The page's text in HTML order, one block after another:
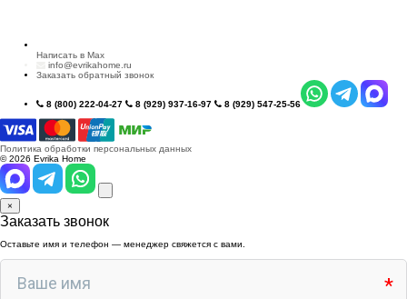
Написать в Max
info@evrikahome.ru
Заказать обратный звонок
8 (800) 222-04-27 8 (929) 937-16-97 8 (929) 547-25-56
Политика обработки персональных данных
© 2026 Evrika Home
×
Заказать звонок
Оставьте имя и телефон — менеджер свяжется с вами.